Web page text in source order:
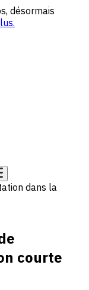
désormais
dans la
courte